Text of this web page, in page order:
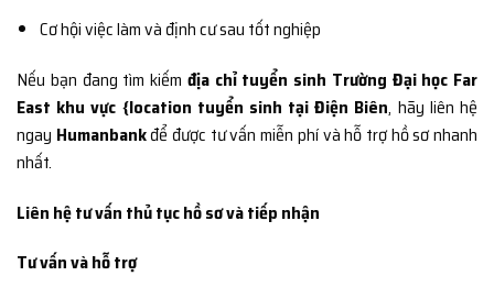
Cơ hội việc làm và định cư sau tốt nghiệp
Nếu bạn đang tìm kiếm địa chỉ tuyển sinh Trường Đại học Far
East khu vực {location tuyển sinh tại Điện Biên, hãy liên hệ
ngay Humanbankđể được tư vấn miễn phí và hỗ trợ hồ sơ nhanh
nhất.
Liên hệ tư vấn thủ tục hồ sơ và tiếp nhận
Tư vấn và hỗ trợ